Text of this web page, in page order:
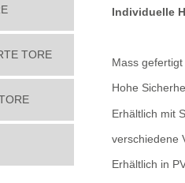
TORE
Individuelle
Mass gefertigt
Hohe
Erhältlich mit
verschiedene
Erhältlich in